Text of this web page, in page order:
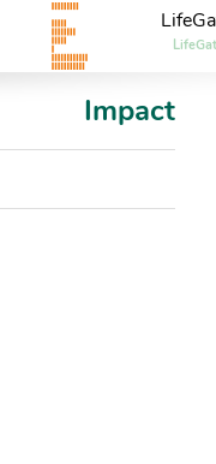
Impact